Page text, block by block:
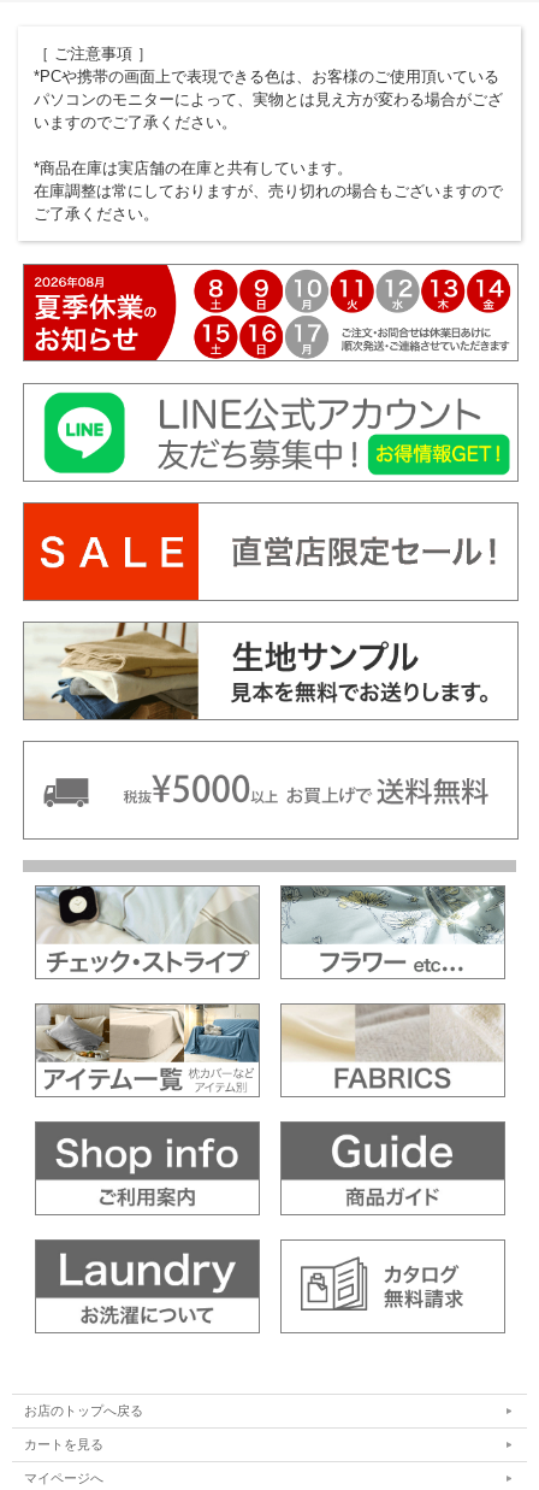
［ ご注意事項 ］
*PCや携帯の画面上で表現できる色は、お客様のご使用頂いている
パソコンのモニターによって、実物とは見え方が変わる場合がござ
いますのでご了承ください。
*商品在庫は実店舗の在庫と共有しています。
在庫調整は常にしておりますが、売り切れの場合もございますので
ご了承ください。
お店のトップへ戻る
カートを見る
マイページへ